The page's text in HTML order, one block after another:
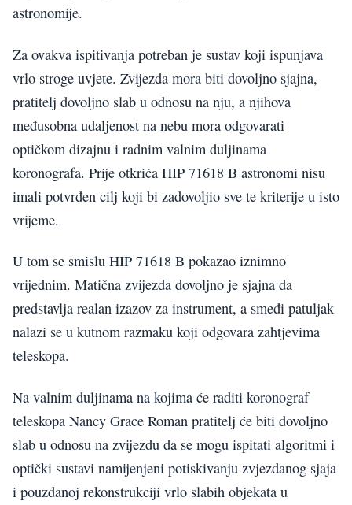
astronomije.
Za ovakva ispitivanja potreban je sustav koji ispunjava
vrlo stroge uvjete. Zvijezda mora biti dovoljno sjajna,
pratitelj dovoljno slab u odnosu na nju, a njihova
međusobna udaljenost na nebu mora odgovarati
optičkom dizajnu i radnim valnim duljinama
koronografa. Prije otkrića HIP 71618 B astronomi nisu
imali potvrđen cilj koji bi zadovoljio sve te kriterije u isto
vrijeme.
U tom se smislu HIP 71618 B pokazao iznimno
vrijednim. Matična zvijezda dovoljno je sjajna da
predstavlja realan izazov za instrument, a smeđi patuljak
nalazi se u kutnom razmaku koji odgovara zahtjevima
teleskopa.
Na valnim duljinama na kojima će raditi koronograf
teleskopa Nancy Grace Roman pratitelj će biti dovoljno
slab u odnosu na zvijezdu da se mogu ispitati algoritmi i
optički sustavi namijenjeni potiskivanju zvjezdanog sjaja
i pouzdanoj rekonstrukciji vrlo slabih objekata u